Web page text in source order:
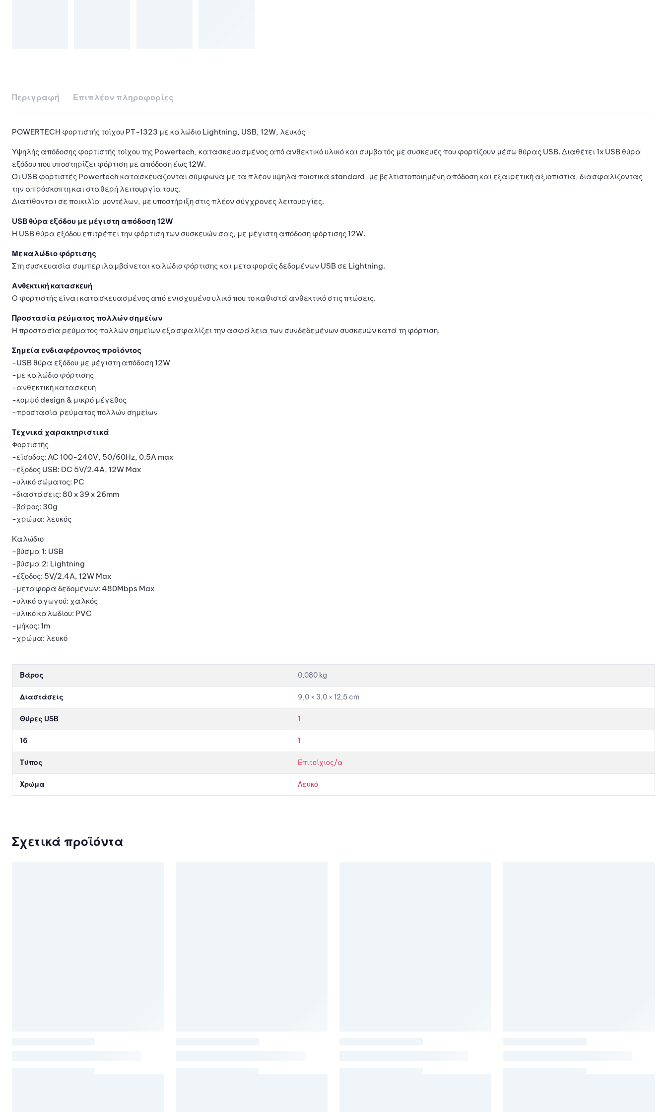
Περιγραφή Επιπλέον πληροφορίες
POWERTECH φορτιστής τοίχου PT-1323 με καλώδιο Lightning, USB, 12W, λευκός
Υψηλής απόδοσης φορτιστής τοίχου της Powertech, κατασκευασμένος από ανθεκτικό υλικό και συμβατός με συσκευές που φορτίζουν μέσω θύρας USB. Διαθέτει 1x USB θύρα
εξόδου που υποστηρίζει φόρτιση με απόδοση έως 12W.
Οι USB φορτιστές Powertech κατασκευάζονται σύμφωνα με τα πλέον υψηλά ποιοτικά standard, με βελτιστοποιημένη απόδοση και εξαιρετική αξιοπιστία, διασφαλίζοντας
την απρόσκοπτη και σταθερή λειτουργία τους.
Διατίθονται σε ποικιλία μοντέλων, με υποστήριξη στις πλέον σύγχρονες λειτουργίες.
USB θύρα εξόδου με μέγιστη απόδοση 12W
Η USB θύρα εξόδου επιτρέπει την φόρτιση των συσκευών σας, με μέγιστη απόδοση φόρτισης 12W.
Με καλώδιο φόρτισης
Στη συσκευασία συμπεριλαμβάνεται καλώδιο φόρτισης και μεταφοράς δεδομένων USB σε Lightning.
Ανθεκτική κατασκευή
Ο φορτιστής είναι κατασκευασμένος από ενισχυμένο υλικό που το καθιστά ανθεκτικό στις πτώσεις.
Προστασία ρεύματος πολλών σημείων
Η προστασία ρεύματος πολλών σημείων εξασφαλίζει την ασφάλεια των συνδεδεμένων συσκευών κατά τη φόρτιση.
Σημεία ενδιαφέροντος προϊόντος
-USB θύρα εξόδου με μέγιστη απόδοση 12W
-με καλώδιο φόρτισης
-ανθεκτική κατασκευή
-κομψό design & μικρό μέγεθος
-προστασία ρεύματος πολλών σημείων
Τεχνικά χαρακτηριστικά
Φορτιστής
-είσοδος: AC 100-240V, 50/60Hz, 0.5A max
-έξοδος USB: DC 5V/2.4A, 12W Max
-υλικό σώματος: PC
-διαστάσεις: 80 x 39 x 26mm
-βάρος: 30g
-χρώμα: λευκός
Καλώδιο
-βύσμα 1: USB
-βύσμα 2: Lightning
-έξοδος: 5V/2.4A, 12W Max
-μεταφορά δεδομένων: 480Mbps Max
-υλικό αγωγού: χαλκός
-υλικό καλωδίου: PVC
-μήκος: 1m
-χρώμα: λευκό
Βάρος 0,080 kg
Διαστάσεις 9,0 × 3,0 × 12,5 cm
Θύρες USB 1
16 1
Τύπος Επιτοίχιος/α
Χρώμα Λευκό
Σχετικά προϊόντα